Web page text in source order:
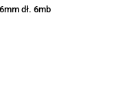
dł. 6mb